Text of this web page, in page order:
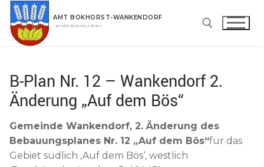
Zum
Inhalt
springen
AMT BOKHORST-WANKENDORF
…IM HERZEN HOLSTEINS
B-Plan Nr. 12 – Wankendorf 2.
Änderung „Auf dem Bös“
Gemeinde Wankendorf, 2. Änderung des
Bebauungsplanes Nr. 12 „Auf dem Bös“für das
Gebiet südlich ‚Auf dem Bös‘, westlich